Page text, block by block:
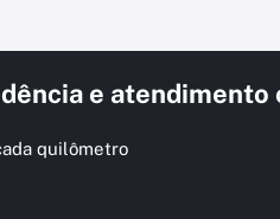
e atendimento
quilômetro